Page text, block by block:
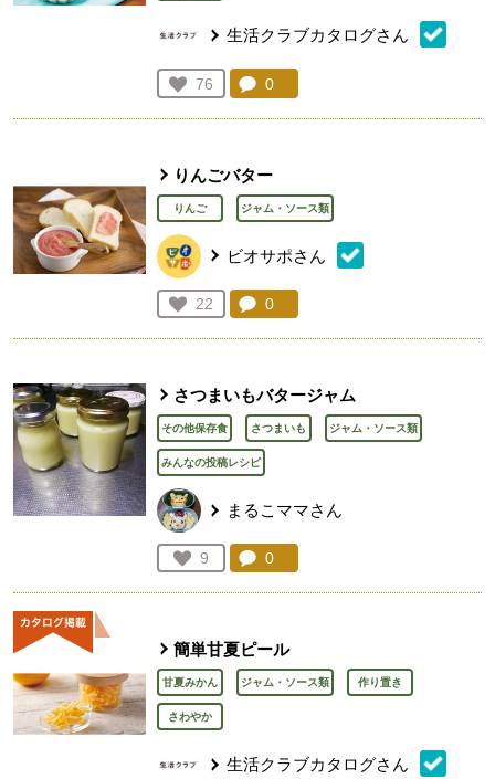
生活クラブカタログさん
お気に入り登録：
76
人が登録
コメント：
0
りんごバター
りんご ジャム・ソース類
ビオサポさん
お気に入り登録：
22
人が登録
コメント：
0
さつまいもバタージャム
その他保存食 さつまいも ジャム・ソース類
みんなの投稿レシピ
まるこママさん
お気に入り登録：
9
人が登録
コメント：
0
簡単甘夏ピール
甘夏みかん ジャム・ソース類 作り置き
さわやか
生活クラブカタログさん